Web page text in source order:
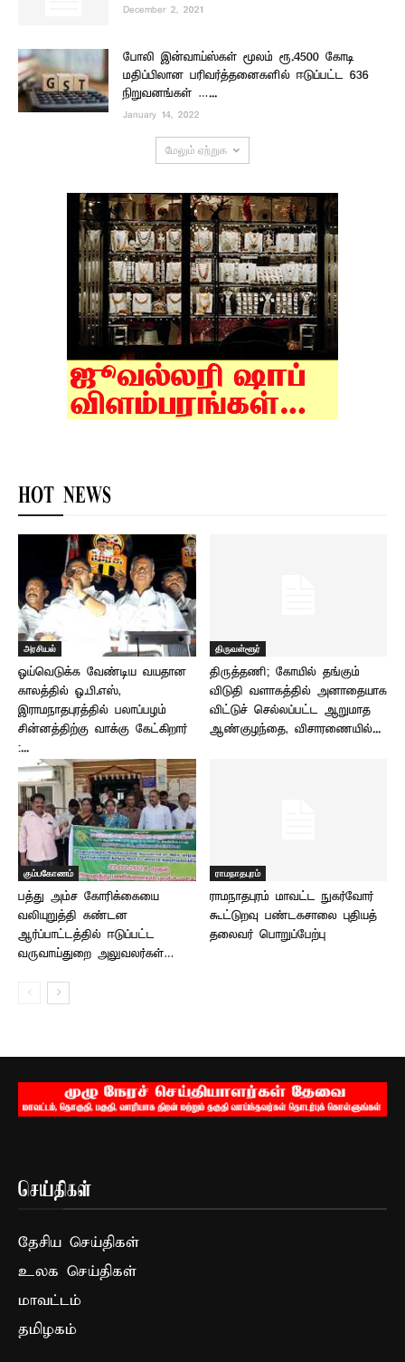
December 2, 2021
போலி இன்வாய்ஸ்கள் மூலம் ரூ.4500 கோடி
மதிப்பிலான பரிவர்த்தனைகளில் ஈடுப்பட்ட 636
நிறுவனங்கள் …...
January 14, 2022
மேலும் ஏற்றுக
HOT NEWS
அரசியல்
ஓய்வெடுக்க வேண்டிய வயதான
காலத்தில் ஓ.பி.எஸ்,
இராமநாதபுரத்தில் பலாப்பழம்
சின்னத்திற்கு வாக்கு கேட்கிறார்
:...
திருவள்ளூர்
திருத்தணி; கோயில் தங்கும்
விடுதி வளாகத்தில் அனாதையாக
விட்டுச் செல்லப்பட்ட ஆறுமாத
ஆண்குழந்தை, விசாரணையில்...
கும்பகோணம்
பத்து அம்ச கோரிக்கையை
வலியுறுத்தி கண்டன
ஆர்ப்பாட்டத்தில் ஈடுப்பட்ட
வருவாய்துறை அலுவலர்கள்…
ராமநாதபுரம்
ராமநாதபுரம் மாவட்ட நுகர்வோர்
கூட்டுறவு பண்டகசாலை புதியத்
தலைவர் பொறுப்பேற்பு
செய்திகள்
தேசிய செய்திகள்
உலக செய்திகள்
மாவட்டம்
தமிழகம்